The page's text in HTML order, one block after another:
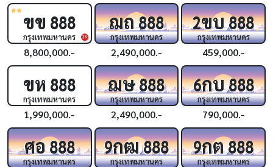
28
ขข 888
กรุงเทพมหานคร
8,800,000.-
ฌถ888
กรุงเทพมหานคร
2,490,000.-
2ขบ888
กรุงเทพมหานคร
459,000.-
ขห 888
กรุงเทพมหานคร
1,990,000.-
ฌษ888
กรุงเทพมหานคร
2,490,000.-
6กบ888
กรุงเทพมหานคร
790,000.-
ศอ888
กรุงเทพมหานคร
9กฒ888
กรุงเทพมหานคร
9กต888
กรุงเทพมหานคร